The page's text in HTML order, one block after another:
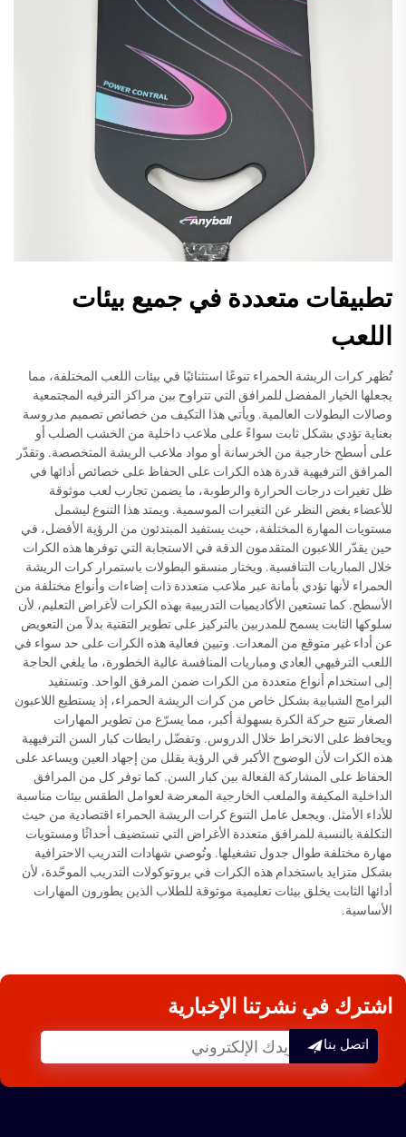
تطبيقات متعددة في جميع بيئات
اللعب
تُظهر كرات الريشة الحمراء تنوعًا استثنائيًا في بيئات اللعب المختلفة، مما
يجعلها الخيار المفضل للمرافق التي تتراوح بين مراكز الترفيه المجتمعية
وصالات البطولات العالمية. ويأتي هذا التكيف من خصائص تصميم مدروسة
بعناية تؤدي بشكل ثابت سواءً على ملاعب داخلية من الخشب الصلب أو
على أسطح خارجية من الخرسانة أو مواد ملاعب الريشة المتخصصة. وتقدّر
المرافق الترفيهية قدرة هذه الكرات على الحفاظ على خصائص أدائها في
ظل تغيرات درجات الحرارة والرطوبة، ما يضمن تجارب لعب موثوقة
للأعضاء بغض النظر عن التغيرات الموسمية. ويمتد هذا التنوع ليشمل
مستويات المهارة المختلفة، حيث يستفيد المبتدئون من الرؤية الأفضل، في
حين يقدّر اللاعبون المتقدمون الدقة في الاستجابة التي توفرها هذه الكرات
خلال المباريات التنافسية. ويختار منسقو البطولات باستمرار كرات الريشة
الحمراء لأنها تؤدي بأمانة عبر ملاعب متعددة ذات إضاءات وأنواع مختلفة من
الأسطح. كما تستعين الأكاديميات التدريبية بهذه الكرات لأغراض التعليم، لأن
سلوكها الثابت يسمح للمدربين بالتركيز على تطوير التقنية بدلاً من التعويض
عن أداء غير متوقع من المعدات. وتبين فعالية هذه الكرات على حد سواء في
اللعب الترفيهي العادي ومباريات المنافسة عالية الخطورة، ما يلغي الحاجة
إلى استخدام أنواع متعددة من الكرات ضمن المرفق الواحد. وتستفيد
البرامج الشبابية بشكل خاص من كرات الريشة الحمراء، إذ يستطيع اللاعبون
الصغار تتبع حركة الكرة بسهولة أكبر، مما يسرّع من تطوير المهارات
ويحافظ على الانخراط خلال الدروس. وتفضّل رابطات كبار السن الترفيهية
هذه الكرات لأن الوضوح الأكبر في الرؤية يقلل من إجهاد العين ويساعد على
الحفاظ على المشاركة الفعالة بين كبار السن. كما توفر كل من المرافق
الداخلية المكيفة والملعب الخارجية المعرضة لعوامل الطقس بيئات مناسبة
للأداء الأمثل. ويجعل عامل التنوع كرات الريشة الحمراء اقتصادية من حيث
التكلفة بالنسبة للمرافق متعددة الأغراض التي تستضيف أحداثًا ومستويات
مهارة مختلفة طوال جدول تشغيلها. وتُوصي شهادات التدريب الاحترافية
بشكل متزايد باستخدام هذه الكرات في بروتوكولات التدريب الموحّدة، لأن
أدائها الثابت يخلق بيئات تعليمية موثوقة للطلاب الذين يطورون المهارات
الأساسية.
اشترك في نشرتنا الإخبارية
اتصل بنا